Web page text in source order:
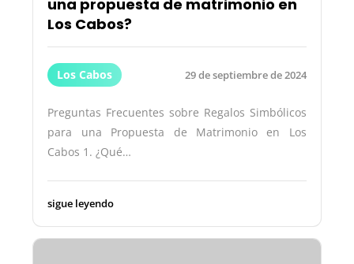
una propuesta de matrimonio en
Los Cabos?
Los Cabos 29 de septiembre de 2024
Preguntas Frecuentes sobre Regalos Simbólicos
para una Propuesta de Matrimonio en Los
Cabos 1. ¿Qué…
sigue leyendo